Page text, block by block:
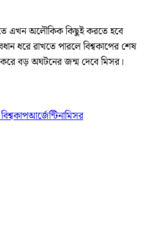
এখন অলৌকিক কিছুই করতে হবে
ধরে রাখতে পারলে বিশ্বকাপের শেষ
বড় অঘটনের জন্ম দেবে মিসর।
আর্জেন্টিনামিসর